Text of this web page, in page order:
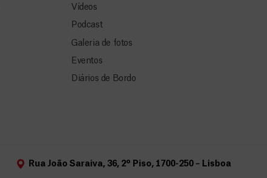
Vídeos
Podcast
Galeria de fotos
Eventos
Diários de Bordo
Rua João Saraiva, 36, 2º Piso, 1700-250 – Lisboa